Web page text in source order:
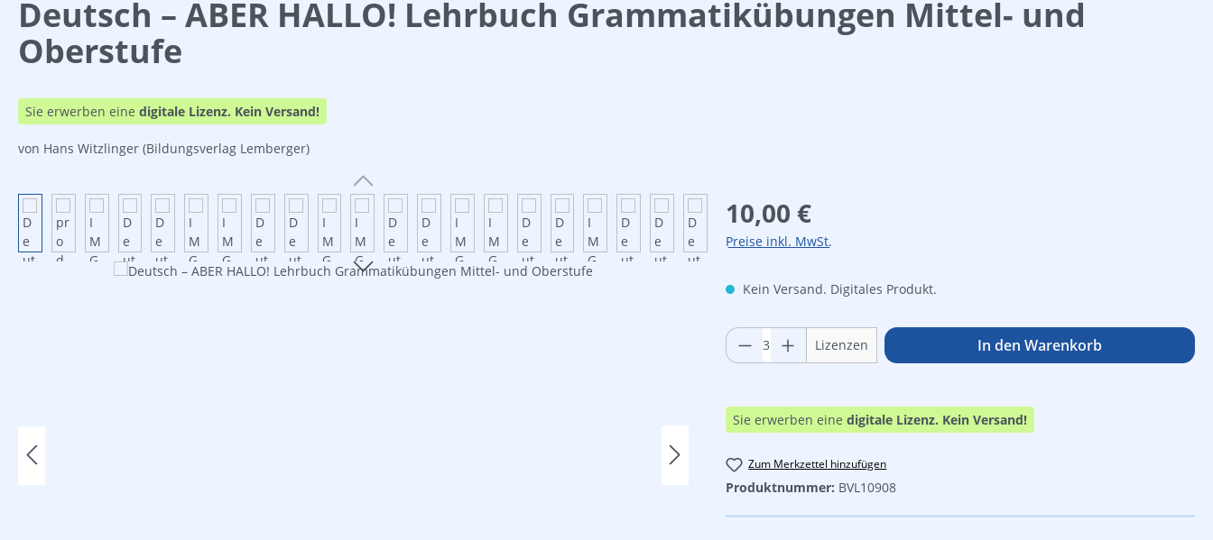
Deutsch – ABER HALLO! Lehrbuch Grammatikübungen Mittel- und
Oberstufe
Sie erwerben eine digitale Lizenz. Kein Versand!
von Hans Witzlinger (Bildungsverlag Lemberger)
Bildergalerie überspringen Regulärer Preis:
10,00 €
Preise inkl. MwSt.
Kein Versand. Digitales Produkt.
Produkt Anzahl: Gib den gewünschten Wert
Lizenzen In den Warenkorb
Sie erwerben eine digitale Lizenz. Kein Versand!
Zum Merkzettel hinzufügen
Produktnummer: BVL10908